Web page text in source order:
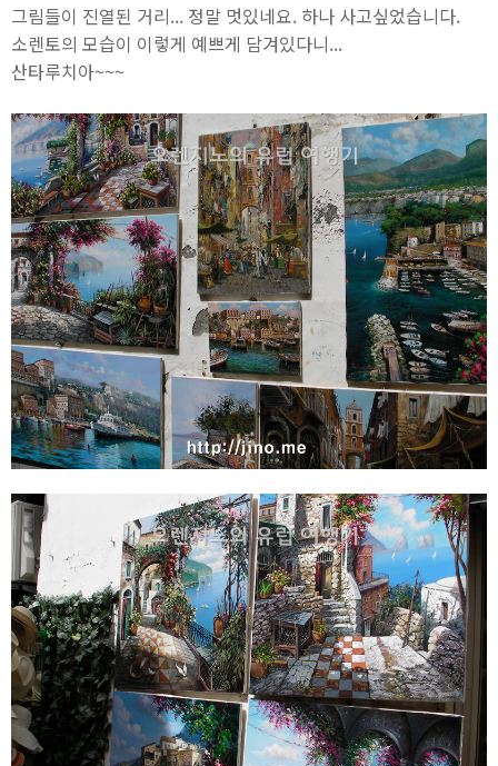
그림들이 진열된 거리... 정말 멋있네요. 하나 사고싶었습니다.
소렌토의 모습이 이렇게 예쁘게 담겨있다니...
산타루치아~~~